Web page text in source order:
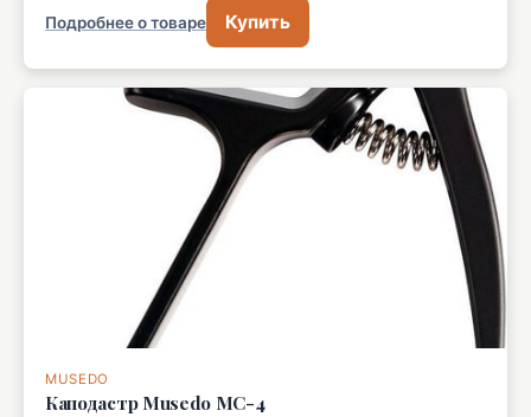
Подробнее о товаре Купить
MUSEDO
Каподастр Musedo MC-4